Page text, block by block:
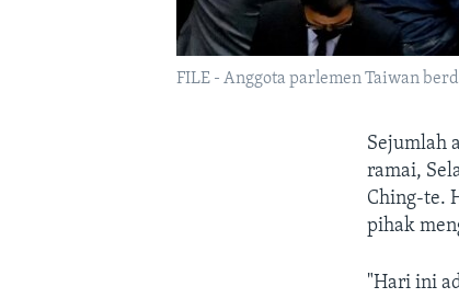
FILE - Anggota parlemen Taiwan
Sejumlah
ramai,
Ching-te.
pihak
"Hari ini